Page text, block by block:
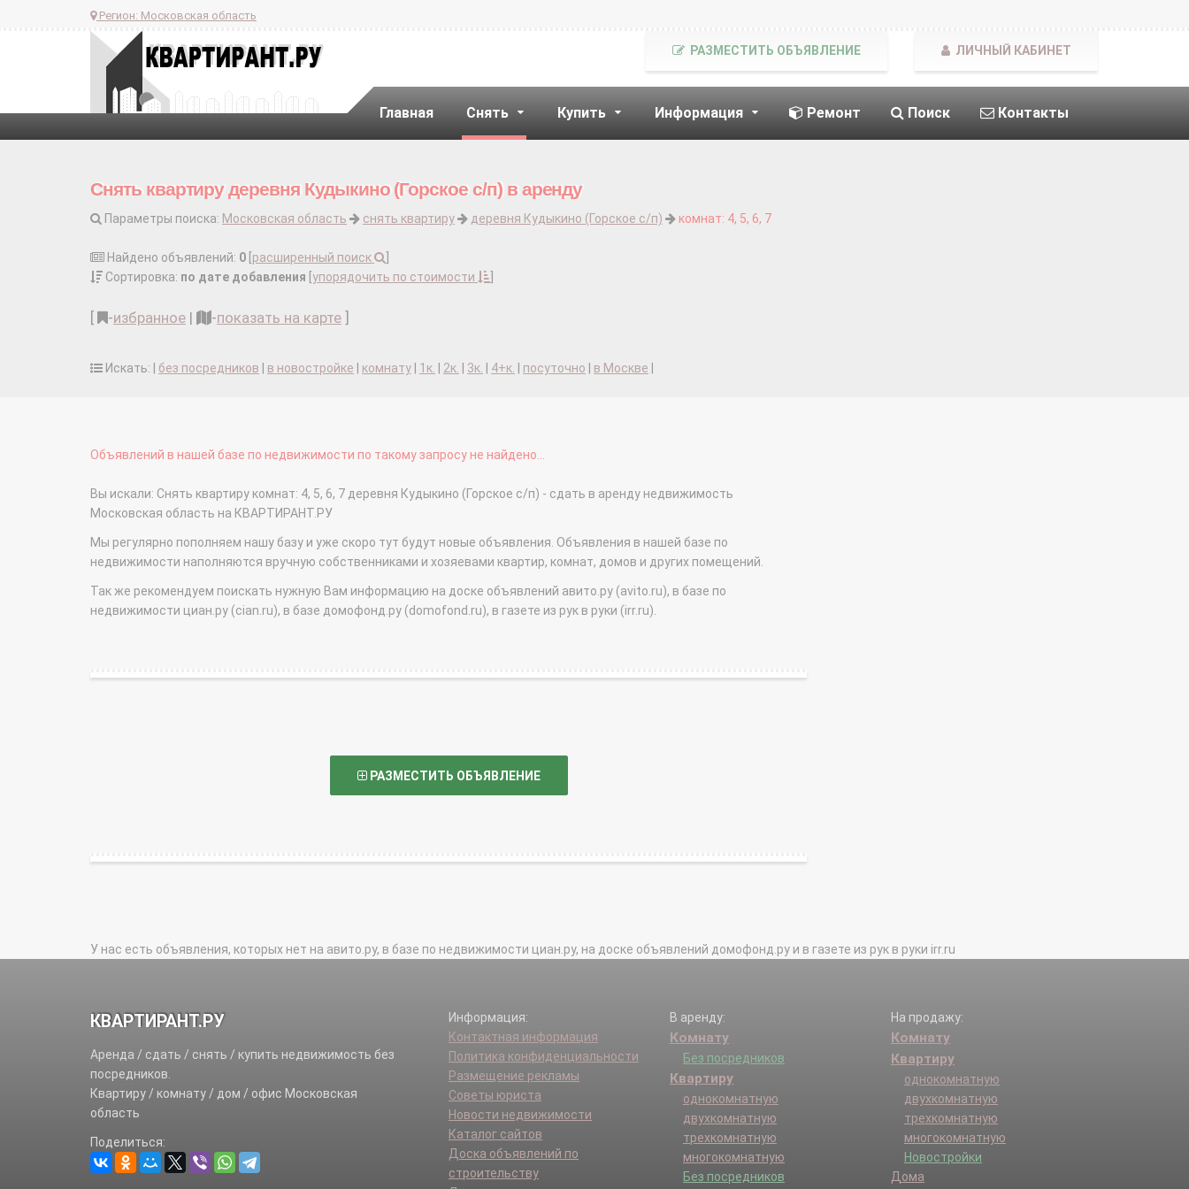
Регион: Московская область
Главная Снять Купить Информация Ремонт Поиск Контакты
РАЗМЕСТИТЬ ОБЪЯВЛЕНИЕ ЛИЧНЫЙ КАБИНЕТ
Снять квартиру деревня Кудыкино (Горское с/п) в аренду
Параметры поиска: Московская область снять квартиру деревня Кудыкино (Горское с/п) комнат: 4, 5, 6, 7
Найдено объявлений: 0 расширенный поиск
Сортировка: по дате добавления упорядочить по стоимости
-избранное | -показать на карте
Искать: | без посредников в новостройке комнату 1к. 2к. 3к. 4+к. посуточно в Москве
Объявлений в нашей базе по недвижимости по такому запросу не найдено...
Вы искали: Снять квартиру комнат: 4, 5, 6, 7 деревня Кудыкино (Горское с/п) - сдать в аренду недвижимость
Московская область на КВАРТИРАНТ.РУ
Мы регулярно пополняем нашу базу и уже скоро тут будут новые объявления. Объявления в нашей базе по
недвижимости наполняются вручную собственниками и хозяевами квартир, комнат, домов и других помещений.
Так же рекомендуем поискать нужную Вам информацию на доске объявлений авито.ру (avito.ru), в базе по
недвижимости циан.ру (cian.ru), в базе домофонд.ру (domofond.ru), в газете из рук в руки (irr.ru).
РАЗМЕСТИТЬ ОБЪЯВЛЕНИЕ
У нас есть объявления, которых нет на авито.ру, в базе по недвижимости циан.ру, на доске объявлений домофонд.ру и в газете из рук в руки irr.ru
КВАРТИРАНТ.РУ
Аренда / сдать / снять / купить недвижимость без
посредников.
Квартиру / комнату / дом / офис Московская
область
Поделиться:
Информация:
Контактная информация
Политика конфиденциальности
Размещение рекламы
Советы юриста
Новости недвижимости
Каталог сайтов
Доска объявлений по
строительству
В аренду:
Комнату
Без посредников
Квартиру
однокомнатную
двухкомнатную
трехкомнатную
многокомнатную
Без посредников
На продажу:
Комнату
Квартиру
однокомнатную
двухкомнатную
трехкомнатную
многокомнатную
Новостройки
Дома